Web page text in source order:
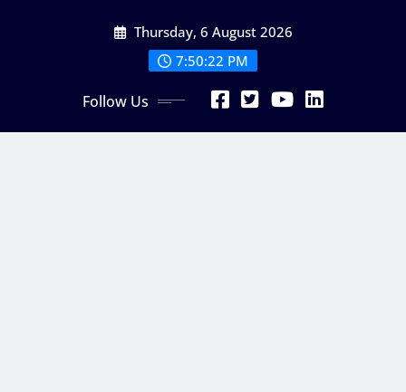
Thursday, 6 August 2026
7:50:22 PM
Follow Us